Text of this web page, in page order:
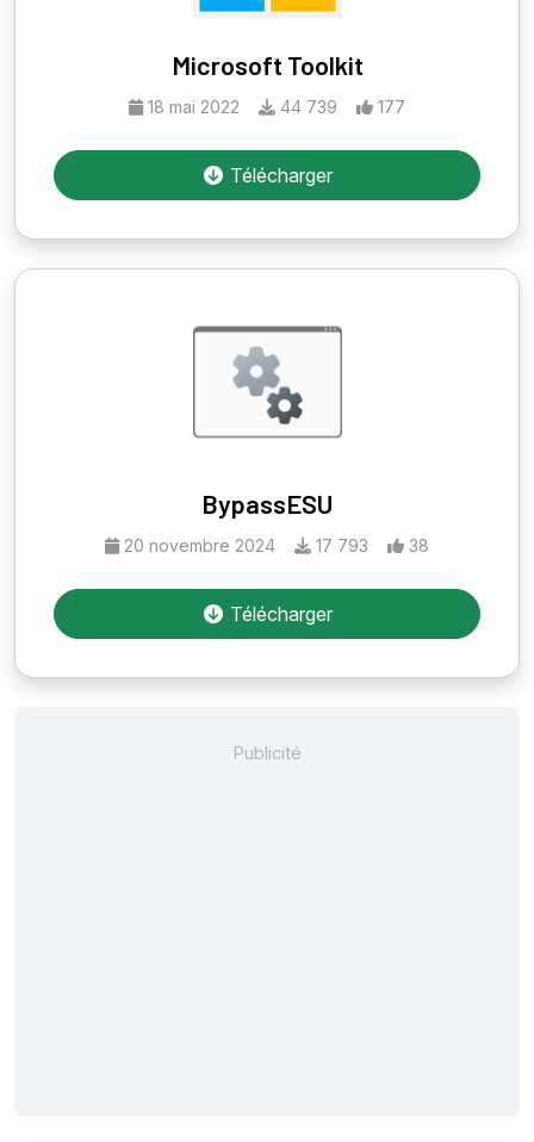
Microsoft Toolkit
18 mai 2022 44 739 177
Télécharger
BypassESU
20 novembre 2024 17 793 38
Télécharger